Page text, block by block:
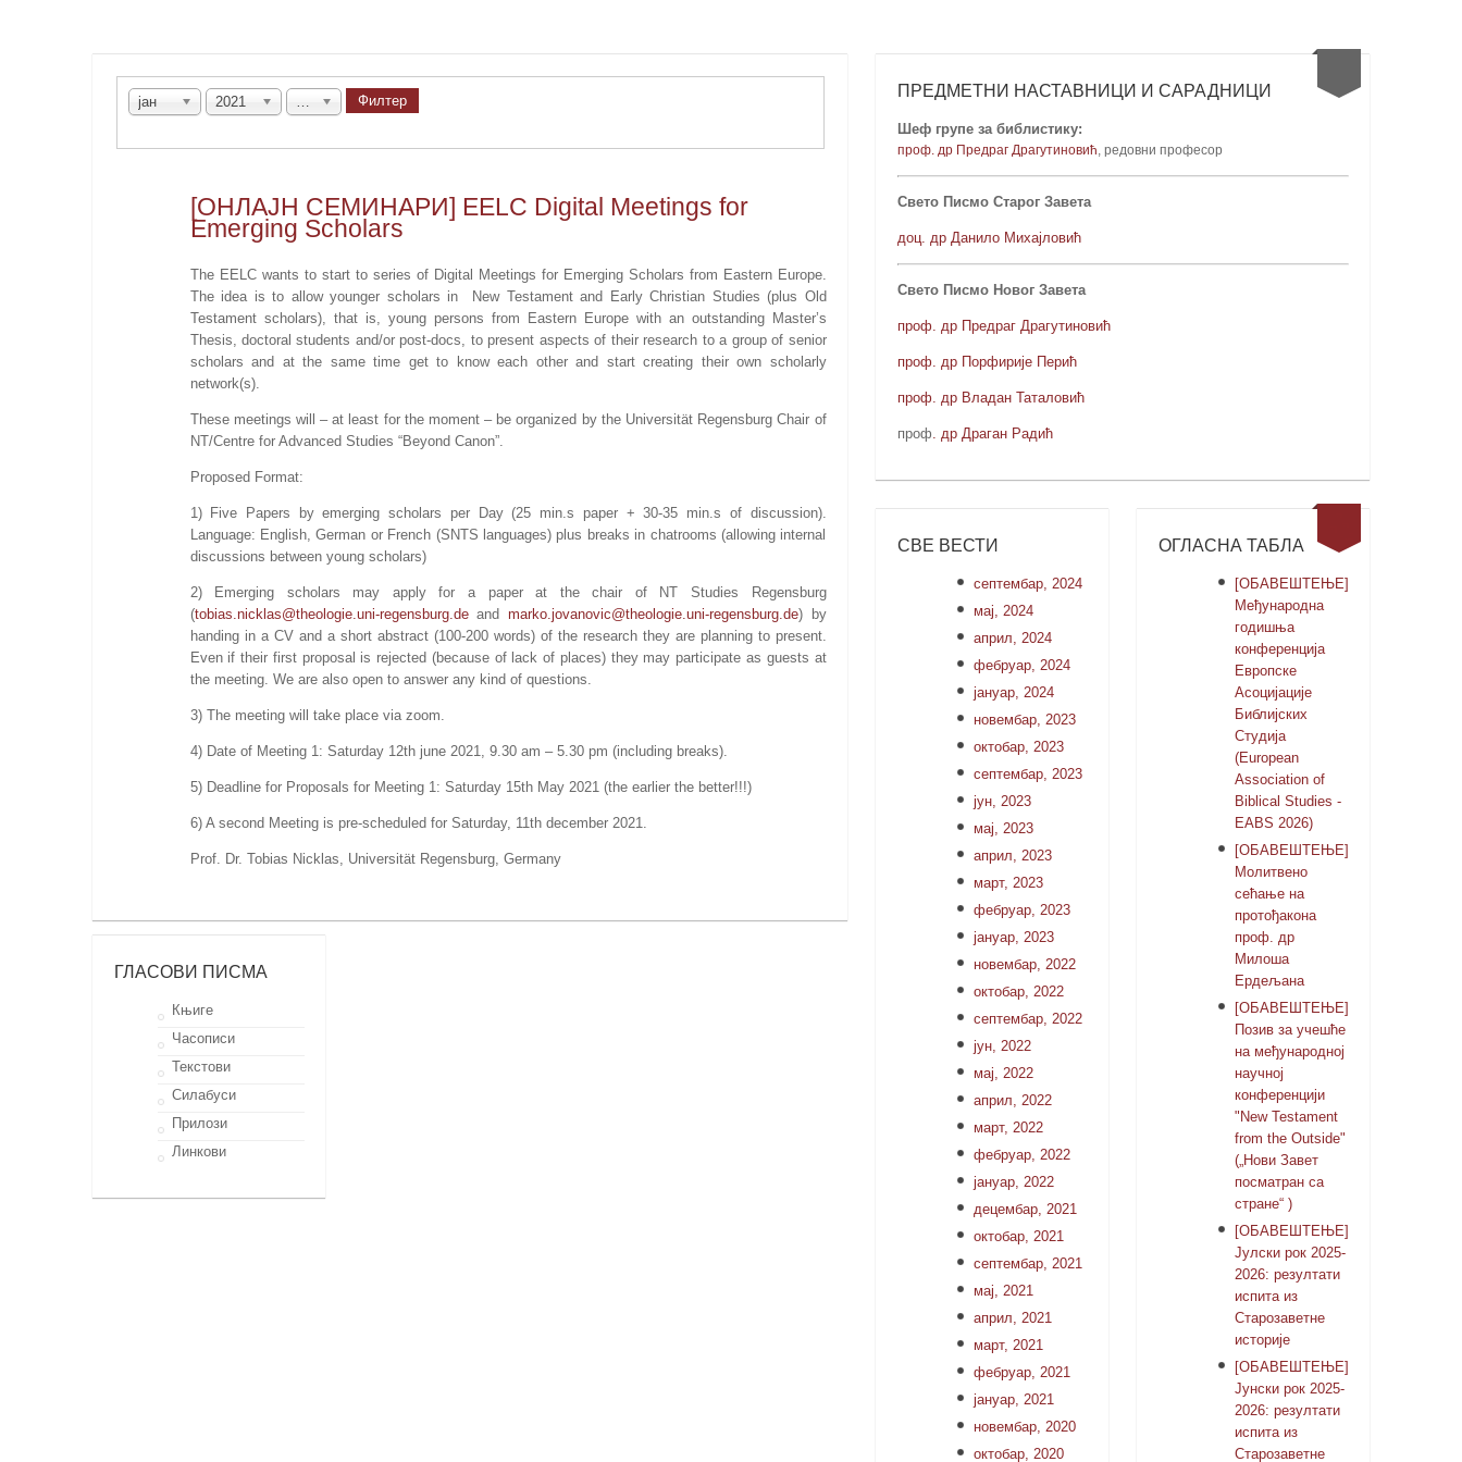
јан 2021 Филтер
[ОНЛАЈН СЕМИНАРИ] EELC Digital Meetings for
Emerging Scholars
The EELC wants to start to series of Digital Meetings for Emerging Scholars from Eastern Europe.
The idea is to allow younger scholars in New Testament and Early Christian Studies (plus Old
Testament scholars), that is, young persons from Eastern Europe with an outstanding Master’s
Thesis, doctoral students and/or post-docs, to present aspects of their research to a group of senior
scholars and at the same time get to know each other and start creating their own scholarly
network(s).
These meetings will – at least for the moment – be organized by the Universität Regensburg Chair of
NT/Centre for Advanced Studies “Beyond Canon”.
Proposed Format:
1) Five Papers by emerging scholars per Day (25 min.s paper + 30-35 min.s of discussion).
Language: English, German or French (SNTS languages) plus breaks in chatrooms (allowing internal
discussions between young scholars)
2) Emerging scholars may apply for a paper at the chair of NT Studies Regensburg
(tobias.nicklas@theologie.uni-regensburg.deand marko.jovanovic@theologie.uni-regensburg.de) by
handing in a CV and a short abstract (100-200 words) of the research they are planning to present.
Even if their first proposal is rejected (because of lack of places) they may participate as guests at
the meeting. We are also open to answer any kind of questions.
3) The meeting will take place via zoom.
4) Date of Meeting 1: Saturday 12th june 2021, 9.30 am – 5.30 pm (including breaks).
5) Deadline for Proposals for Meeting 1: Saturday 15th May 2021 (the earlier the better!!!)
6) A second Meeting is pre-scheduled for Saturday, 11th december 2021.
Prof. Dr. Tobias Nicklas, Universität Regensburg, Germany
ПРЕДМЕТНИ НАСТАВНИЦИ И САРАДНИЦИ
Шеф групе за библистику:
проф. др Предраг Драгутиновић , редовни професор
Свето Писмо Старог Завета
доц. др Данило Михајловић
Свето Писмо Новог Завета
проф. др Предраг Драгутиновић
проф. др Порфирије Перић
проф. др Владан Таталовић
проф . др Драган Радић
СВЕ ВЕСТИ
септембар, 2024
мај, 2024
април, 2024
фебруар, 2024
јануар, 2024
новембар, 2023
октобар, 2023
септембар, 2023
јун, 2023
мај, 2023
април, 2023
март, 2023
фебруар, 2023
јануар, 2023
новембар, 2022
октобар, 2022
септембар, 2022
јун, 2022
мај, 2022
април, 2022
март, 2022
фебруар, 2022
јануар, 2022
децембар, 2021
октобар, 2021
септембар, 2021
мај, 2021
април, 2021
март, 2021
фебруар, 2021
јануар, 2021
новембар, 2020
октобар, 2020
ОГЛАСНА ТАБЛА
[ОБАВЕШТЕЊЕ]
Међународна
годишња
конференција
Европске
Асоцијације
Библијских
Студија
(European
Association of
Biblical Studies -
EABS 2026)
[ОБАВЕШТЕЊЕ]
Молитвено
сећање на
протођакона
проф. др
Милоша
Ердељана
[ОБАВЕШТЕЊЕ]
Позив за учешће
на међународној
научној
конференцији
"New Testament
from the Outside"
(„Нови Завет
посматран са
стране“ )
[ОБАВЕШТЕЊЕ]
Јулски рок 2025-
2026: резултати
испита из
Старозаветне
историје
[ОБАВЕШТЕЊЕ]
Јунски рок 2025-
2026: резултати
испита из
Старозаветне
ГЛАСОВИ ПИСМА
Књиге
Часописи
Текстови
Силабуси
Прилози
Линкови